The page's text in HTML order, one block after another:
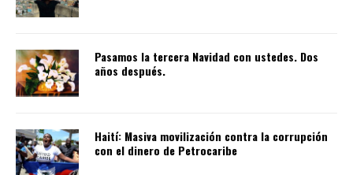
Pasamos la tercera Navidad con ustedes. Dos
años después.
Haití: Masiva movilización contra la corrupción
con el dinero de Petrocaribe